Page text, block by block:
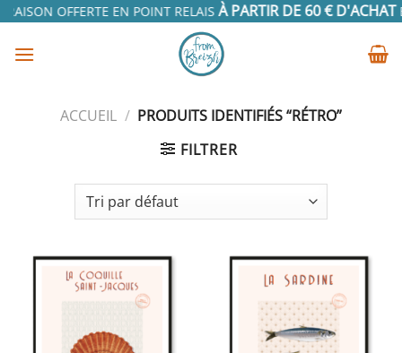
Passer
contenu
OFFERTE EN POINT RELAISÀ PARTIR DE 60 € D'ACHAT
ACCUEIL / PRODUITS IDENTIFIÉS “RÉTRO”
FILTRER